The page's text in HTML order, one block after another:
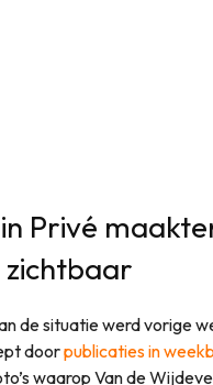
in Privé
zichtbaar
de situatie werd vorige
doorpublicaties in
waarop Van de